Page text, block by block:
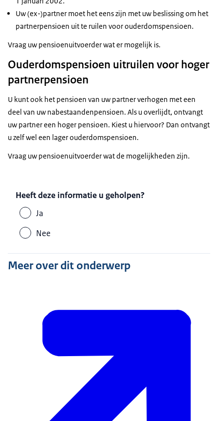
Uw (ex-)partner moet het eens zijn met uw beslissing om het
partnerpensioen uit te ruilen voor ouderdomspensioen.
Vraag uw pensioenuitvoerder wat er mogelijk is.
Ouderdomspensioen uitruilen voor hoger
partnerpensioen
U kunt ook het pensioen van uw partner verhogen met een
deel van uw nabestaandenpensioen. Als u overlijdt, ontvangt
uw partner een hoger pensioen. Kiest u hiervoor? Dan ontvangt
u zelf wel een lager ouderdomspensioen.
Vraag uw pensioenuitvoerder wat de mogelijkheden zijn.
Heeft deze informatie u geholpen?
Ja
Nee
Meer over dit onderwerp